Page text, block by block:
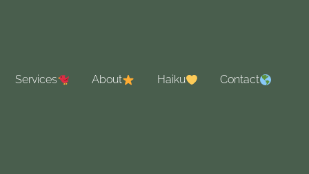
Services About Haiku Contact